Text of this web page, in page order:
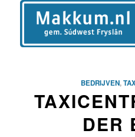
BEDRIJVEN,
DER